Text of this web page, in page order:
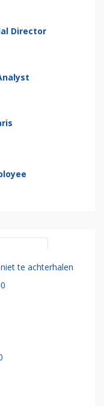
Director
te achterhalen